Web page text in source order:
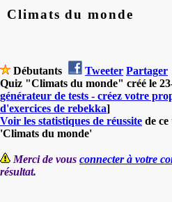
Climats du monde
Débutants Tweeter Partager
Quiz "Climats du monde" créé le
générateur de tests - créez votre
d'exercices de rebekka]
Voir les statistiques de réussite de
'Climats du monde'
Merci de vous connecter à votre
résultat.